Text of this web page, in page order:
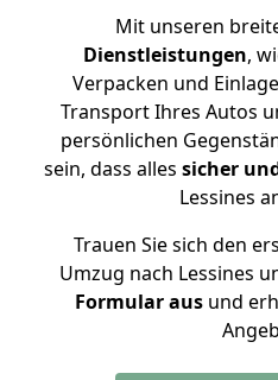
Mit unseren
Dienstleistungen,
Verpacken und
Transport Ihres Autos
persönlichen
sein, dass alles sicher
Lessines
Trauen Sie sich den
Umzug nach Lessines
Formular ausund